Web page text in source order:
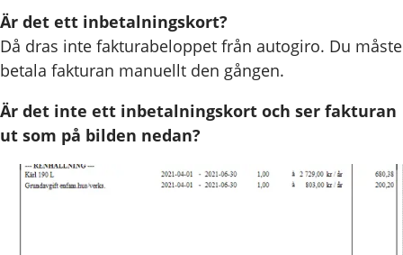
Är det ett inbetalningskort?
Då dras inte fakturabeloppet från autogiro. Du måste
betala fakturan manuellt den gången.
Är det inte ett inbetalningskort och ser fakturan
ut som på bilden nedan?